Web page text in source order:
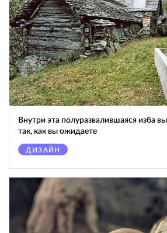
Внутри эта полуразвалившаяся изба
так, как вы ожидаете
ДИЗАЙН